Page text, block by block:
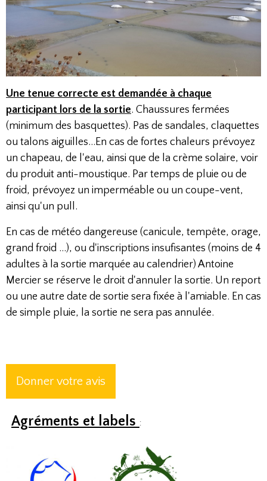
Une tenue correcte est demandée à chaque
participant lors de la sortie. Chaussures fermées
(minimum des basquettes). Pas de sandales, claquettes
ou talons aiguilles...En cas de fortes chaleurs prévoyez
un chapeau, de l'eau, ainsi que de la crème solaire, voir
du produit anti-moustique. Par temps de pluie ou de
froid, prévoyez un imperméable ou un coupe-vent,
ainsi qu'un pull.
En cas de météo dangereuse (canicule, tempête, orage,
grand froid ...), ou d'inscriptions insufisantes (moins de 4
adultes à la sortie marquée au calendrier) Antoine
Mercier se réserve le droit d'annuler la sortie. Un report
ou une autre date de sortie sera fixée à l'amiable. En cas
de simple pluie, la sortie ne sera pas annulée.
Donner votre avis
Agréments et labels :